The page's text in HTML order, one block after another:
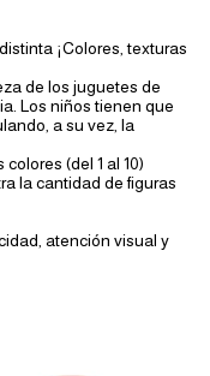
¡Colores, texturas
de los juguetes de
Los niños tienen que
a su vez, la
(del 1 al 10)
la cantidad de figuras
atención visual y